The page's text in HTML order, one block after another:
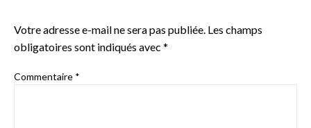
Votre adresse e-mail ne sera pas publiée. Les champs
obligatoires sont indiqués avec *
Commentaire *